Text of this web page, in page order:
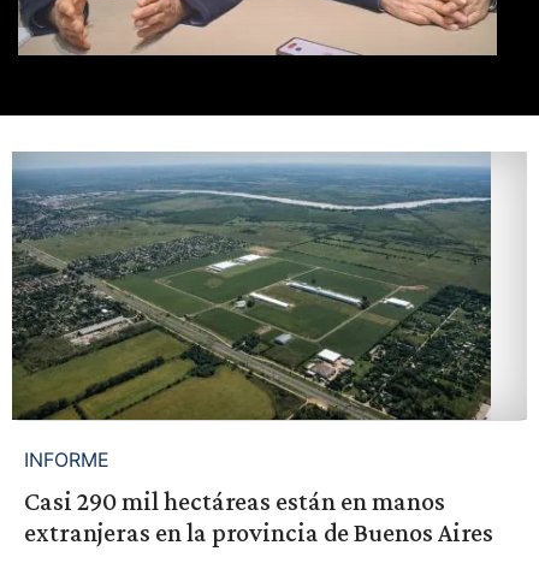
INFORME
Casi 290 mil hectáreas están en manos
extranjeras en la provincia de Buenos Aires